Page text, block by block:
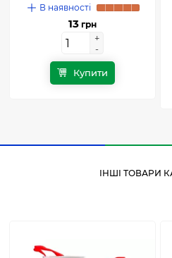
В наявності
13 грн
+
-
+
-
Купити
ІНШІ ТОВАРИ